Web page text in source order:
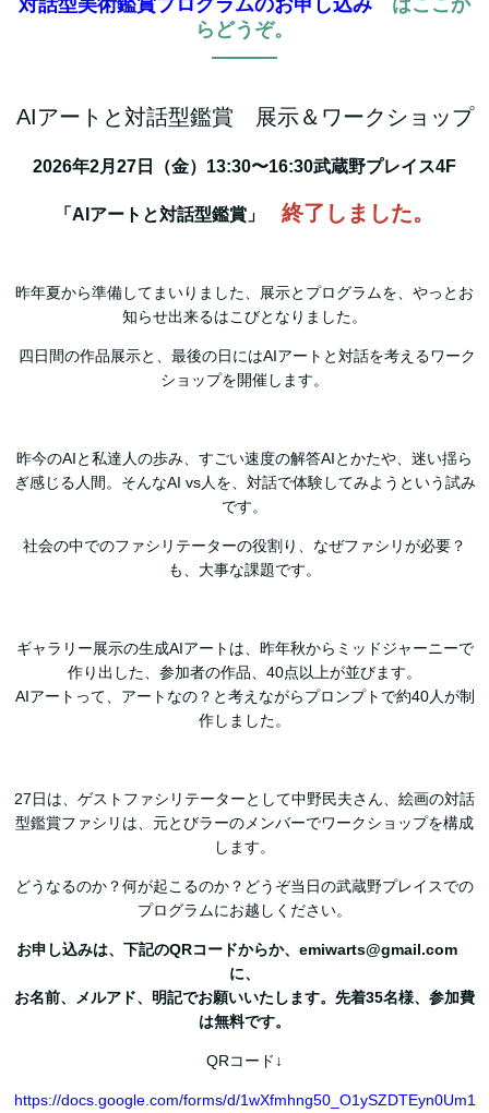
らどうぞ。
AIアートと対話型鑑賞 展示＆ワークショップ
2026年2月27日（金）13:30〜16:30武蔵野プレイス4F
「AIアートと対話型鑑賞」 終了しました。
昨年夏から準備してまいりました、展示とプログラムを、やっとお
知らせ出来るはこびとなりました。
四日間の作品展示と、最後の日にはAIアートと対話を考えるワーク
ショップを開催します。
昨今のAIと私達人の歩み、すごい速度の解答AIとかたや、迷い揺ら
ぎ感じる人間。そんなAI vs人を、対話で体験してみようという試み
です。
社会の中でのファシリテーターの役割り、なぜファシリが必要？
も、大事な課題です。
ギャラリー展示の生成AIアートは、昨年秋からミッドジャーニーで
作り出した、参加者の作品、40点以上が並びます。
AIアートって、アートなの？と考えながらプロンプトで約40人が制
作しました。
27日は、ゲストファシリテーターとして中野民夫さん、絵画の対話
型鑑賞ファシリは、元とびラーのメンバーでワークショップを構成
します。
どうなるのか？何が起こるのか？どうぞ当日の武蔵野プレイスでの
プログラムにお越しください。
お申し込みは、下記のQRコードからか、emiwarts@gmail.com
に、
お名前、メルアド、明記でお願いいたします。先着35名様、参加費
は無料です。
QRコード↓
https://docs.google.com/forms/d/1wXfmhng50_O1ySZDTEyn0Um1